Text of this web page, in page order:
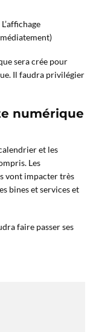
sera crée pour
Il faudra privilégier
numérique
et les
Les
vont impacter très
bines et services et
faire passer ses